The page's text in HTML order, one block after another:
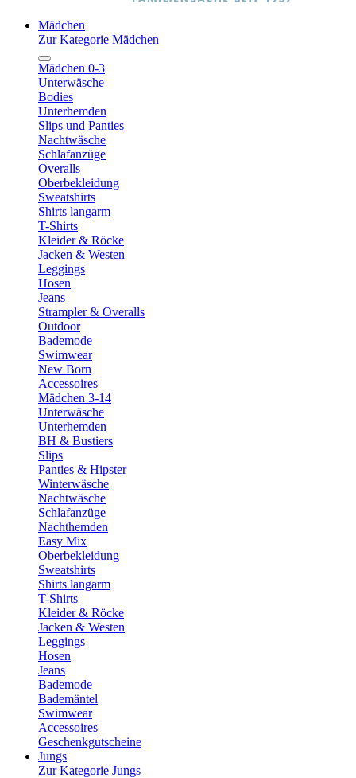
Mädchen
Zur Kategorie Mädchen
Mädchen 0-3
Unterwäsche
Bodies
Unterhemden
Slips und Panties
Nachtwäsche
Schlafanzüge
Overalls
Oberbekleidung
Sweatshirts
Shirts langarm
T-Shirts
Kleider & Röcke
Jacken & Westen
Leggings
Hosen
Jeans
Strampler & Overalls
Outdoor
Bademode
Swimwear
New Born
Accessoires
Mädchen 3-14
Unterwäsche
Unterhemden
BH & Bustiers
Slips
Panties & Hipster
Winterwäsche
Nachtwäsche
Schlafanzüge
Nachthemden
Easy Mix
Oberbekleidung
Sweatshirts
Shirts langarm
T-Shirts
Kleider & Röcke
Jacken & Westen
Leggings
Hosen
Jeans
Bademode
Bademäntel
Swimwear
Accessoires
Geschenkgutscheine
Jungs
Zur Kategorie Jungs